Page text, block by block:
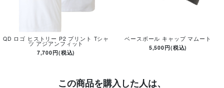
QD ロゴ ヒストリー P2 プリント Tシャ
ツ アジアンフィット
7,700円(税込)
ベースボール キャップ マムート
5,500円(税込)
この商品を購入した人は、